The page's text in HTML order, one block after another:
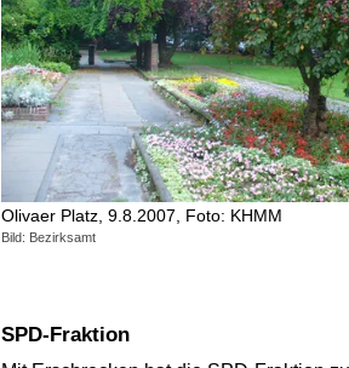
Olivaer Platz, 9.8.2007, Foto: KHMM
Bild: Bezirksamt
SPD-Fraktion